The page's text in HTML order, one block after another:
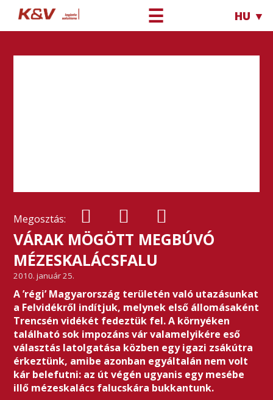
☰ HU ▼
Megosztás:
VÁRAK MÖGÖTT MEGBÚVÓ
MÉZESKALÁCSFALU
2010. január 25.
A ’régi’ Magyarország területén való utazásunkat
a Felvidékről indítjuk, melynek első állomásaként
Trencsén vidékét fedeztük fel. A környéken
található sok impozáns vár valamelyikére eső
választás latolgatása közben egy igazi zsákútra
érkeztünk, amibe azonban egyáltalán nem volt
kár belefutni: az út végén ugyanis egy mesébe
illő mézeskalács falucskára bukkantunk.